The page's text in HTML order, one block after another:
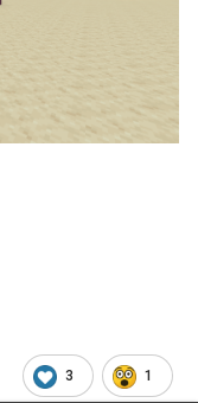
3 1